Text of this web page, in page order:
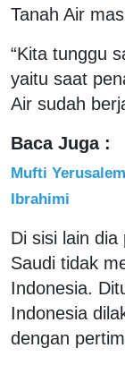
Tanah Air
“Kita tunggu
yaitu saat
Air sudah
Baca Juga :
Mufti
Ibrahimi
Di sisi lain
Saudi tidak
Indonesia.
Indonesia
dengan